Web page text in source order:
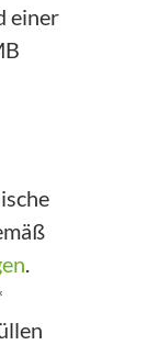
einer
.